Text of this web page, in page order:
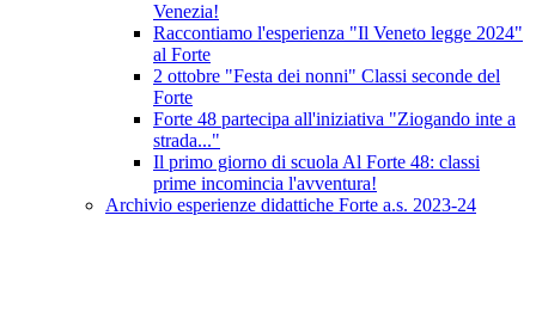
Venezia!
Raccontiamo l'esperienza "Il Veneto legge 2024"
al Forte
2 ottobre "Festa dei nonni" Classi seconde del
Forte
Forte 48 partecipa all'iniziativa "Ziogando inte a
strada..."
Il primo giorno di scuola Al Forte 48: classi
prime incomincia l'avventura!
Archivio esperienze didattiche Forte a.s. 2023-24